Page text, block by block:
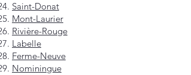
Saint-Donat
Mont-Laurier
Rivière-Rouge
Labelle
Ferme-Neuve
Nominingue